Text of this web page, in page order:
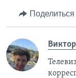
Поделиться